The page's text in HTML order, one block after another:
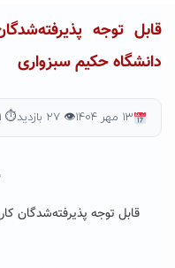
دانشگاه حکیم سبزواری
۱۳ مهر ۱۴۰۴ 👁 ۲۷ بازدید ⏱ ۱ دقیقه مطالعه